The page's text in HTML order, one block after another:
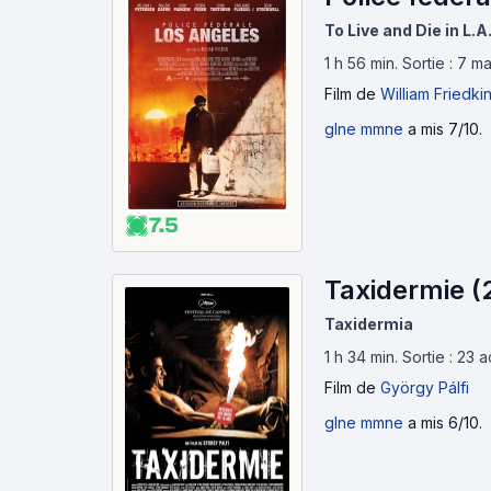
7.5
To Live and Die in L.A.
1 h 56 min. Sortie : 7
Film de William Friedkin
glne mmne a mis 7/10.
Taxidermie
Taxidermia
1 h 34 min. Sortie : 23
Film de György Pálfi
glne mmne a mis 6/10.